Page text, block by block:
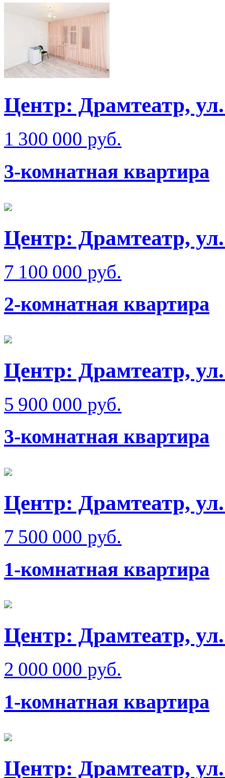
Центр: Драмтеатр,
1 300 000 руб.
3-комнатная квартира
Центр: Драмтеатр,
7 100 000 руб.
2-комнатная квартира
Центр: Драмтеатр,
5 900 000 руб.
3-комнатная квартира
Центр: Драмтеатр,
7 500 000 руб.
1-комнатная квартира
Центр: Драмтеатр,
2 000 000 руб.
1-комнатная квартира
Центр: Драмтеатр,